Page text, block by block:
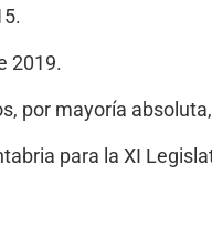
2019.
por mayoría
para la XI